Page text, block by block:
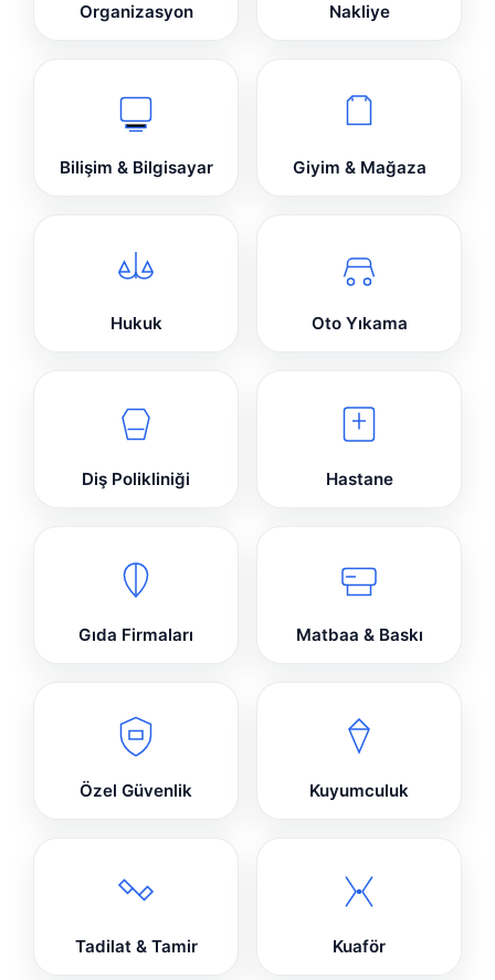
Organizasyon Nakliye
Bilişim & Bilgisayar Giyim & Mağaza
Hukuk Oto Yıkama
Diş Polikliniği Hastane
Gıda Firmaları Matbaa & Baskı
Özel Güvenlik Kuyumculuk
Tadilat & Tamir Kuaför